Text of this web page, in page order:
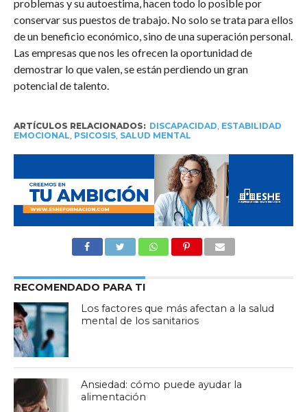
problemas y su autoestima, hacen todo lo posible por
conservar sus puestos de trabajo. No solo se trata para ellos
de un beneficio económico, sino de una superación personal.
Las empresas que nos les ofrecen la oportunidad de
demostrar lo que valen, se están perdiendo un gran
potencial de talento.
ARTÍCULOS RELACIONADOS: DISCAPACIDAD ESTABILIDAD
EMOCIONAL PSICOSIS, SALUD MENTAL
RECOMENDADO PARA TI
Los factores que más afectan a la salud
mental de los sanitarios
Ansiedad: cómo puede ayudar la
alimentación